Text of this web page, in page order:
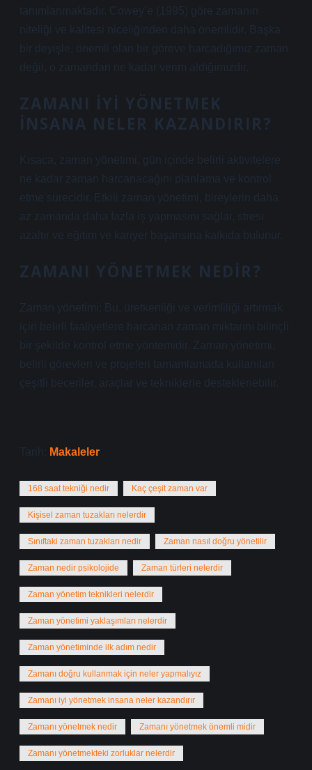
tanımlanmaktadır. Cowey’e (1995) göre zamanın
niteliği ve kalitesi niceliğinden daha önemlidir. Başka
bir deyişle, önemli olan bir göreve harcadığımız zaman
değil, o zamandan ne kadar verim aldığımızdır.
ZAMANI IYI YÖNETMEK
INSANA NELER KAZANDIRIR?
Kısaca, zaman yönetimi, gün içinde belirli aktivitelere
ne kadar zaman harcanacağını planlama ve kontrol
etme sürecidir. Etkili zaman yönetimi, bireylerin daha
az zamanda daha fazla iş yapmasını sağlar, stresi
azaltır ve eğitim ve kariyer başarısına katkıda bulunur.
ZAMANI YÖNETMEK NEDIR?
Zaman yönetimi; Bu, üretkenliği ve verimliliği artırmak
için belirli faaliyetlere harcanan zaman miktarını bilinçli
bir şekilde kontrol etme yöntemidir. Zaman yönetimi,
belirli görevleri ve projeleri tamamlamada kullanılan
çeşitli beceriler, araçlar ve tekniklerle desteklenebilir.
Tarih: Makaleler
168 saat tekniği nedir Kaç çeşit zaman var
Kişisel zaman tuzakları nelerdir
Sınıftaki zaman tuzakları nedir Zaman nasıl doğru yönetilir
Zaman nedir psikolojide Zaman türleri nelerdir
Zaman yönetim teknikleri nelerdir
Zaman yönetimi yaklaşımları nelerdir
Zaman yönetiminde ilk adım nedir
Zamanı doğru kullanmak için neler yapmalıyız
Zamanı iyi yönetmek insana neler kazandırır
Zamanı yönetmek nedir Zamanı yönetmek önemli midir
Zamanı yönetmekteki zorluklar nelerdir